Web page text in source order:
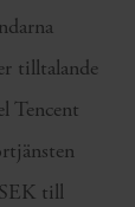
tilltalande
Tencent
till